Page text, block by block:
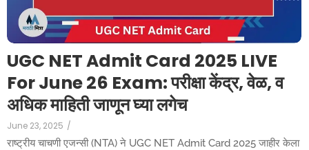
UGC NET Admit Card 2025 LIVE
For June 26 Exam: परीक्षा केंद्र, वेळ, व
अधिक माहिती जाणून घ्या लगेच
June 23, 2025 /
राष्ट्रीय चाचणी एजन्सी (NTA) ने UGC NET Admit Card 2025 जाहीर केला